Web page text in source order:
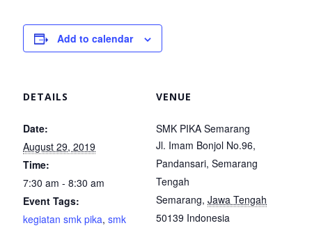
Add to calendar
DETAILS
Date:
August 29, 2019
Time:
7:30 am - 8:30 am
Event Tags:
kegiatan smk pika,smk
VENUE
SMK PIKA Semarang
Jl. Imam Bonjol No.96,
Pandansari, Semarang
Tengah
Semarang, Jawa Tengah
50139 Indonesia